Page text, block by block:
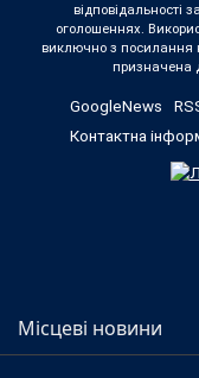
відповідальності
оголошеннях.
виключно з посилання
призначена
GoogleNews
Контактна
Місцеві новини